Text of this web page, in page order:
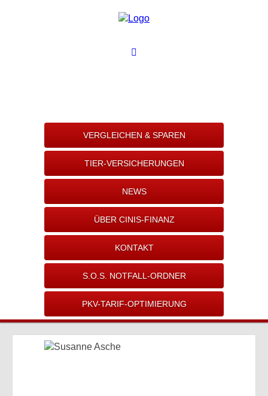
VERGLEICHEN & SPAREN
TIER-VERSICHERUNGEN
NEWS
ÜBER CINIS-FINANZ
KONTAKT
S.O.S. NOTFALL-ORDNER
PKV-TARIF-OPTIMIERUNG